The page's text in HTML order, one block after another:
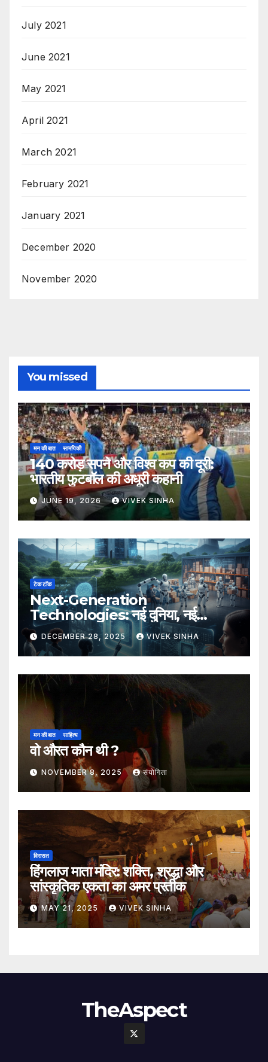
July 2021
June 2021
May 2021
April 2021
March 2021
February 2021
January 2021
December 2020
November 2020
You missed
मन की बात सामयिकी
140 करोड़ सपने और विश्व कप की दूरी:
भारतीय फुटबॉल की अधूरी कहानी
JUNE 19, 2026 VIVEK SINHA
टेक टॉक
Next-Generation
Technologies: नई दुनिया, नई
संभावनाएँ, नया भविष्य
DECEMBER 28, 2025 VIVEK SINHA
मन की बात साहित्य
वो औरत कौन थी ?
NOVEMBER 8, 2025 संयोगिता
विरासत
हिंगलाज माता मंदिर: शक्ति, श्रद्धा और
सांस्कृतिक एकता का अमर प्रतीक
MAY 21, 2025 VIVEK SINHA
TheAspect